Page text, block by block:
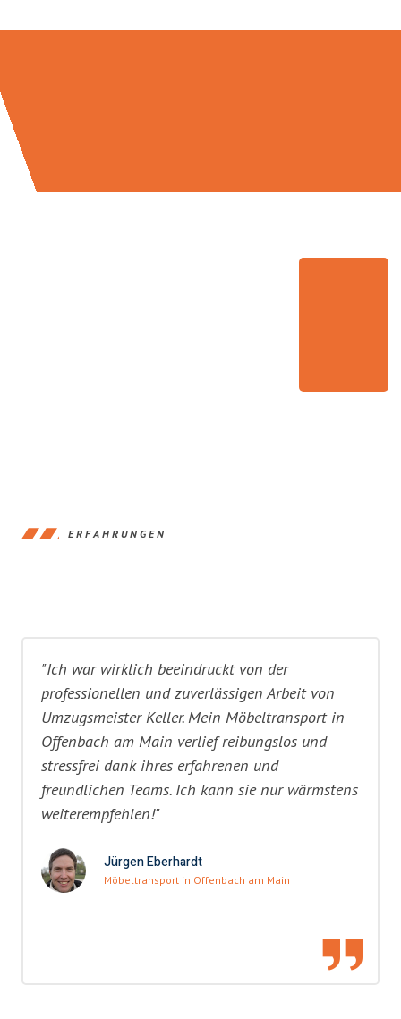
ERFAHRUNGEN
"Ich war wirklich beeindruckt von der
professionellen und zuverlässigen Arbeit von
Umzugsmeister Keller. Mein Möbeltransport in
Offenbach am Main verlief reibungslos und
stressfrei dank ihres erfahrenen und
freundlichen Teams. Ich kann sie nur wärmstens
weiterempfehlen!"
Jürgen Eberhardt
Möbeltransport in Offenbach am Main